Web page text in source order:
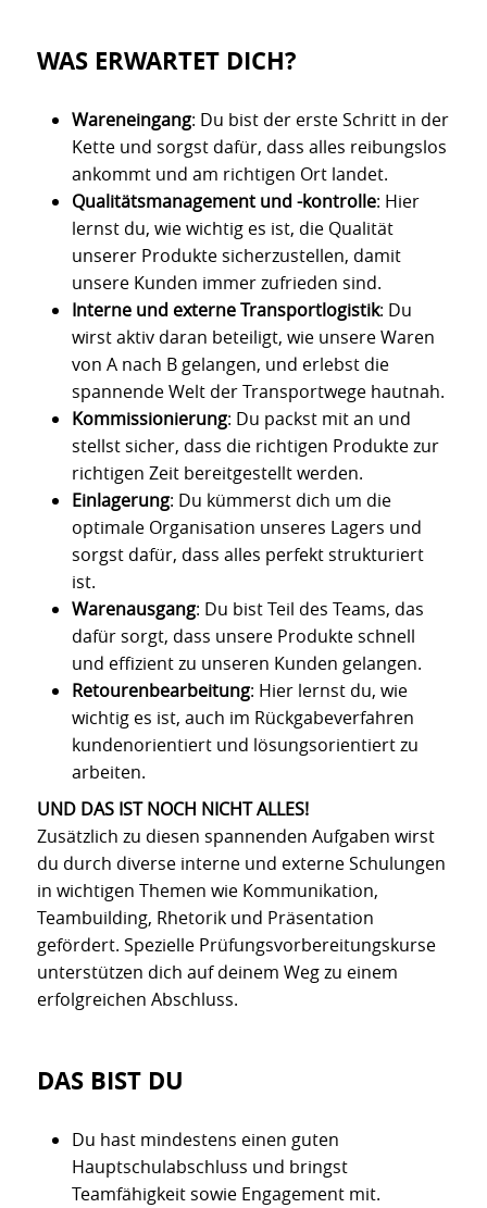
WAS ERWARTET DICH?
Wareneingang: Du bist der erste Schritt in der
Kette und sorgst dafür, dass alles reibungslos
ankommt und am richtigen Ort landet.
Qualitätsmanagement und -kontrolle: Hier
lernst du, wie wichtig es ist, die Qualität
unserer Produkte sicherzustellen, damit
unsere Kunden immer zufrieden sind.
Interne und externe Transportlogistik: Du
wirst aktiv daran beteiligt, wie unsere Waren
von A nach B gelangen, und erlebst die
spannende Welt der Transportwege hautnah.
Kommissionierung: Du packst mit an und
stellst sicher, dass die richtigen Produkte zur
richtigen Zeit bereitgestellt werden.
Einlagerung: Du kümmerst dich um die
optimale Organisation unseres Lagers und
sorgst dafür, dass alles perfekt strukturiert
ist.
Warenausgang: Du bist Teil des Teams, das
dafür sorgt, dass unsere Produkte schnell
und effizient zu unseren Kunden gelangen.
Retourenbearbeitung: Hier lernst du, wie
wichtig es ist, auch im Rückgabeverfahren
kundenorientiert und lösungsorientiert zu
arbeiten.
UND DAS IST NOCH NICHT ALLES!
Zusätzlich zu diesen spannenden Aufgaben wirst
du durch diverse interne und externe Schulungen
in wichtigen Themen wie Kommunikation,
Teambuilding, Rhetorik und Präsentation
gefördert. Spezielle Prüfungsvorbereitungskurse
unterstützen dich auf deinem Weg zu einem
erfolgreichen Abschluss.
DAS BIST DU
Du hast mindestens einen guten
Hauptschulabschluss und bringst
Teamfähigkeit sowie Engagement mit.